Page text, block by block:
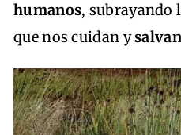
humanos,
que nos cuidan y